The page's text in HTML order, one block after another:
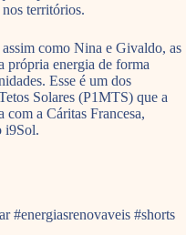
territórios.
como Nina e Givaldo, as
própria energia de forma
Esse é um dos
Solares (P1MTS) que a
com a Cáritas Francesa,
i9Sol.
#energiasrenovaveis #shorts